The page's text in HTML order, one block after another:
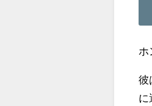
ホ
彼
に